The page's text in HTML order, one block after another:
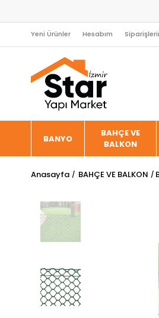
Yeni Ürünler Hesabım
BANYO
BAHÇE VE
BALKON
Anasayfa BAHÇE VE BALKON